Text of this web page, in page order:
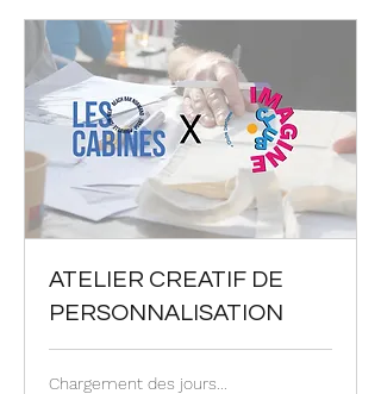
ATELIER CREATIF DE
PERSONNALISATION
Chargement des jours...